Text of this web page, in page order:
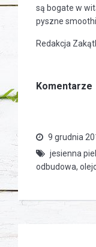
są bogate w
pyszne
Redakcja
Komentarze
9 grudnia
jesienna
odbudowa,